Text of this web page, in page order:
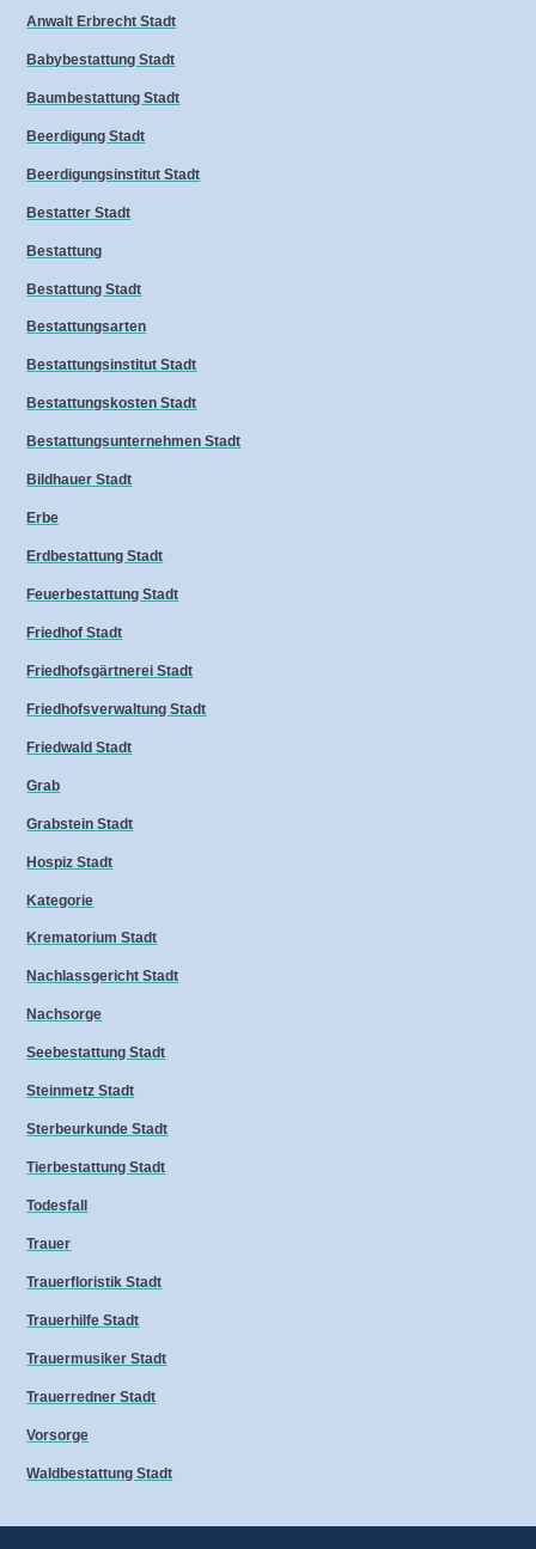
Anwalt Erbrecht Stadt
Babybestattung Stadt
Baumbestattung Stadt
Beerdigung Stadt
Beerdigungsinstitut Stadt
Bestatter Stadt
Bestattung
Bestattung Stadt
Bestattungsarten
Bestattungsinstitut Stadt
Bestattungskosten Stadt
Bestattungsunternehmen Stadt
Bildhauer Stadt
Erbe
Erdbestattung Stadt
Feuerbestattung Stadt
Friedhof Stadt
Friedhofsgärtnerei Stadt
Friedhofsverwaltung Stadt
Friedwald Stadt
Grab
Grabstein Stadt
Hospiz Stadt
Kategorie
Krematorium Stadt
Nachlassgericht Stadt
Nachsorge
Seebestattung Stadt
Steinmetz Stadt
Sterbeurkunde Stadt
Tierbestattung Stadt
Todesfall
Trauer
Trauerfloristik Stadt
Trauerhilfe Stadt
Trauermusiker Stadt
Trauerredner Stadt
Vorsorge
Waldbestattung Stadt